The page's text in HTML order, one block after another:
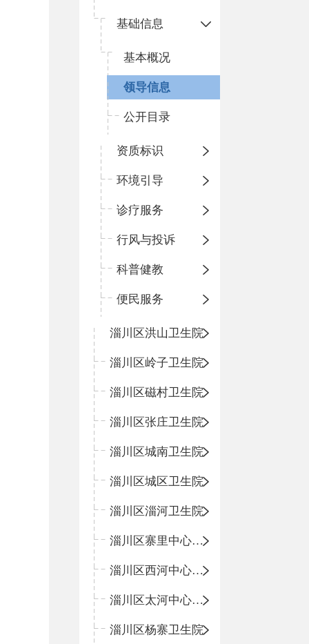
基础信息
基本概况
领导信息
公开目录
资质标识
环境引导
诊疗服务
行风与投诉
科普健教
便民服务
淄川区洪山卫生院
淄川区岭子卫生院
淄川区磁村卫生院
淄川区张庄卫生院
淄川区城南卫生院
淄川区城区卫生院
淄川区淄河卫生院
淄川区寨里中心卫生院
淄川区西河中心卫生院
淄川区太河中心卫生院
淄川区杨寨卫生院